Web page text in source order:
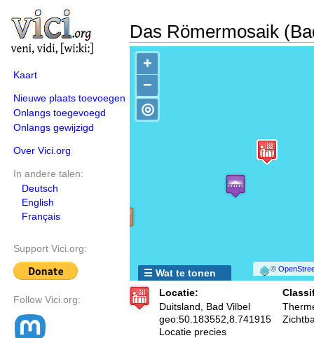
Kaart
Nieuwe plaats toevoegen
Onlangs toegevoegd
Onlangs gewijzigd
Over Vici.org
In andere talen:
Deutsch
English
Français
Support Vici.org:
Follow Vici.org:
Das Römermosaik
+
−
©
◎
☰ Wat te tonen
Locatie:
Duitsland, Bad Vilbel
geo:50.183552,8.741915
Locatie precies